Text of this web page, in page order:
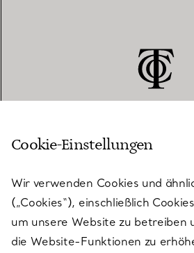
KUNDENSERVICE
SERVICES
Cookie-Einstellungen
Wir verwenden Cookies und
(„Cookies“), einschließlich
um unsere Website zu betreiben
die Website-Funktionen zu